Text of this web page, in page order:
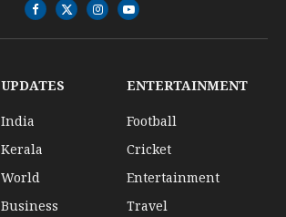
Facebook
X
(Twitter)
InstagramYouTube
UPDATES
India
Kerala
World
Business
ENTERTAINMENT
Football
Cricket
Entertainment
Travel